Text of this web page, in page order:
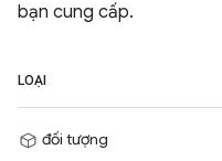
bạn cung cấp.
LOẠI
đối tượng